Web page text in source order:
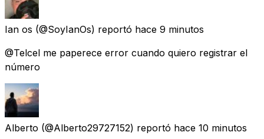
Ian os (@SoyIanOs) reportó hace 9 minutos
@Telcel me paperece error cuando quiero registrar el
número
Alberto (@Alberto29727152) reportó hace 10 minutos